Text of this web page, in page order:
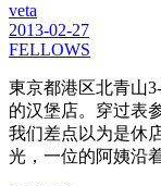
veta
2013-02-27
FELLOWS
東京都港区北青山
的汉堡店。穿过表
我们差点以为是休
光，一位的阿姨沿